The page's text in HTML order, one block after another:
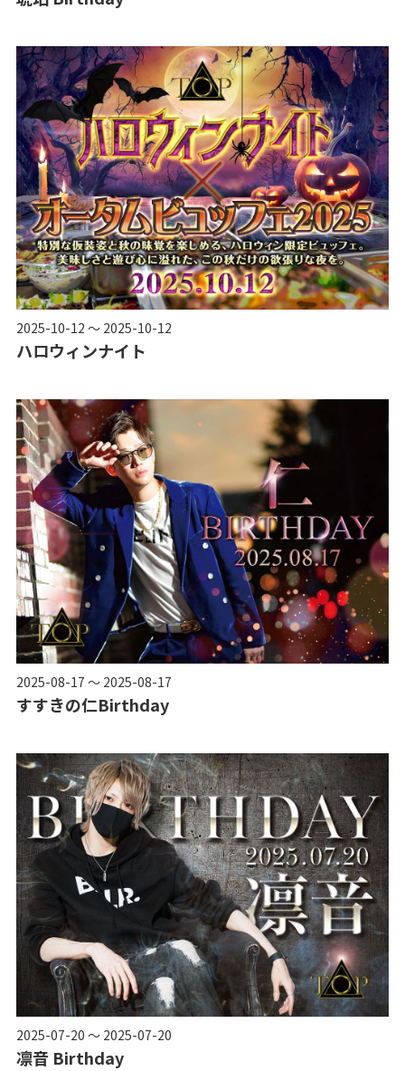
2025-10-12 ～ 2025-10-12
ハロウィンナイト
2025-08-17 ～ 2025-08-17
すすきの仁Birthday
2025-07-20 ～ 2025-07-20
凛音 Birthday